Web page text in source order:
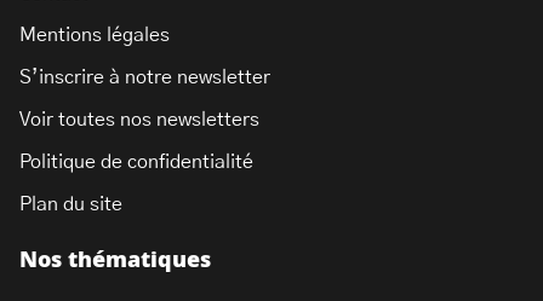
Nos thématiques
Mentions légales
S’inscrire à notre newsletter
Voir toutes nos newsletters
Politique de confidentialité
Plan du site